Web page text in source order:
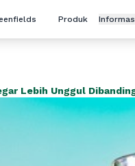
Produk
Lebih Unggul